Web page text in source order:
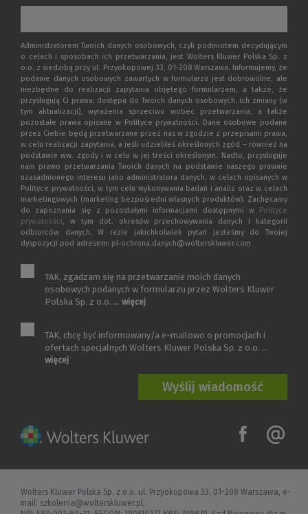
Administratorem Twoich danych osobowych, czyli podmiotem decydującym
o celach i sposobach ich przetwarzania, jest Wolters Kluwer Polska Sp. z
o.o. z siedzibą przy ul. Przyokopowej 33, 01-208 Warszawa. Informujemy, że
podanie danych osobowych zawartych w formularzu jest dobrowolne, ale
niezbędne do realizacji zapytania objętego formularzem, a także, że
przysługują Ci prawa: dostępu do Twoich danych osobowych, ich zmiany (w
tym aktualizacji), wyrażenia sprzeciwu wobec przetwarzania, a także
pozostałe prawa opisane w Polityce prywatności. Dane osobowe podane
przez Ciebie będą przetwarzane przez nas w zgodzie z przepisami prawa,
w celu realizacji zapytania, a jeśli udzieliłeś określonych zgód – również na
podstawie ww. zgody i w celu w jej treści określonym. Nadto, przysługuje
nam prawo przetwarzania Twoich danych na podstawie naszego prawnie
uzasadnionego interesu jako administratora danych, w celach opisanych w
Polityce prywatności, w tym celu wykonywania badań i analiz oraz w celach
marketingowych (marketing bezpośredni własnych produktów). Zachęcamy
do zapoznania się z pozostałymi informacjami dostępnymi w Polityce
prywatności, w tym dot. okresów przechowywania danych i kategorii
odbiorców danych. W razie jakichkolwiek pytań jesteśmy do Twojej
dyspozycji pod adresem: pl-ochrona.danych@wolterskluwer.com
TAK, zgadzam się na przetwarzanie moich danych
osobowych podanych w formularzu przez Wolters Kluwer
Polska Sp. z o.o. ... więcej
TAK, chcę być informowany/a e-mailowo o promocjach i
ofertach specjalnych Wolters Kluwer Polska Sp. z o.o. ...
więcej
Wolters Kluwer Polska Sp. z o.o. ul. Przyokopowa 33, 01-208 Warszawa, e-
mail: szkolenia@wolterskluwer.pl,